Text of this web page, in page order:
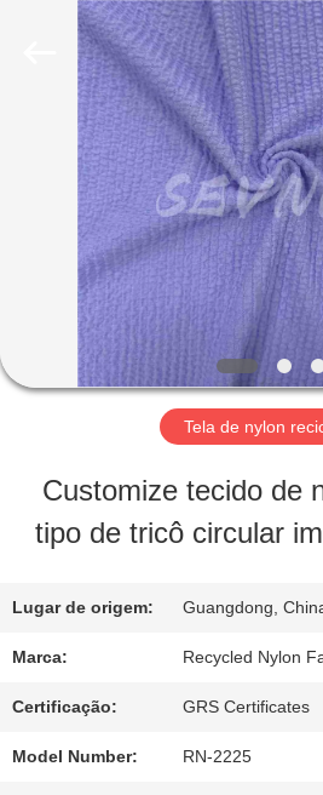
CASA
PRODUTOS
SHOW
DE
SOBRE
NÓS
EXCURSÃO
DA
FÁBRICA
Tela de nylon
Customize tecido de
tipo de tricô circular
Lugar de origem: Guangdong,
Marca: Recycled Nylon
Certificação: GRS Certificates
Model Number: RN-2225